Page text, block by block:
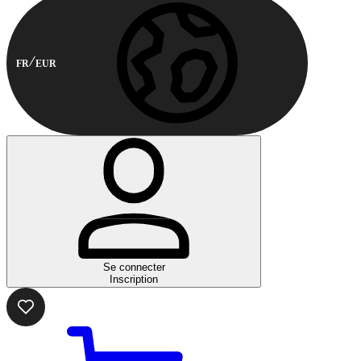
FR EUR
Se connecter
Inscription